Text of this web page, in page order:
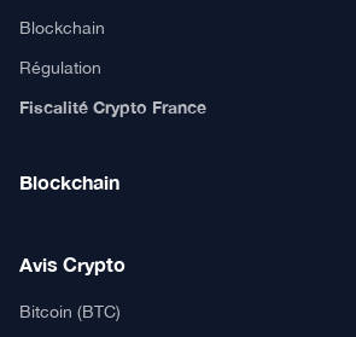
Blockchain
Régulation
Fiscalité Crypto France
Blockchain
Avis Crypto
Bitcoin (BTC)